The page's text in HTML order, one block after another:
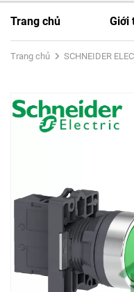
Trang chủ Giới
Trang chủ SCHNEIDER